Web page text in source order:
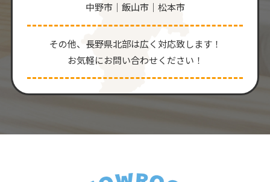
中野市｜飯山市｜松本市
その他、⻑野県北部は広く対応致します！
お気軽にお問い合わせください！